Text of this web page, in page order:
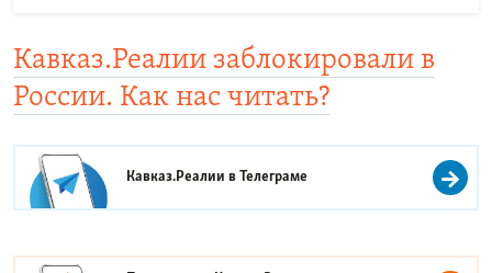
Кавказ.Реалии заблокировали в
России. Как нас читать?
Кавказ.Реалии вТелеграме